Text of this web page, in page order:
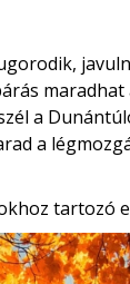
a
a
tartozó